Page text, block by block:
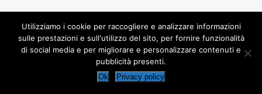
Utilizziamo i cookie per raccogliere e analizzare informazioni
sulle prestazioni e sull'utilizzo del sito, per fornire funzionalità
di social media e per migliorare e personalizzare contenuti e
pubblicità presenti.
Ok Privacy policy